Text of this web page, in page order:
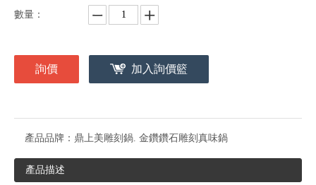
數量：
詢價 加入詢價籃
產品品牌： 鼎上美雕刻鍋. 金鑽鑽石雕刻真味鍋
產品描述